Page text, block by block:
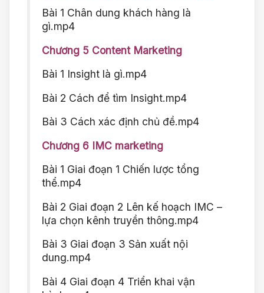
Bài 1 Chân dung khách hàng là
gì.mp4
Chương 5 Content Marketing
Bài 1 Insight là gì.mp4
Bài 2 Cách để tìm Insight.mp4
Bài 3 Cách xác định chủ đề.mp4
Chương 6 IMC marketing
Bài 1 Giai đoạn 1 Chiến lược tổng
thể.mp4
Bài 2 Giai đoạn 2 Lên kế hoạch IMC –
lựa chọn kênh truyền thông.mp4
Bài 3 Giai đoạn 3 Sản xuất nội
dung.mp4
Bài 4 Giai đoạn 4 Triển khai vận